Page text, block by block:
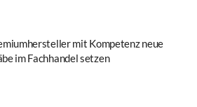
mit Kompetenz neue
im Fachhandel setzen